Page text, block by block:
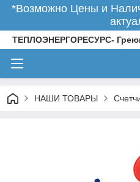
*Возможно Цены и
ТЕПЛОЭНЕРГОРЕСУРС-
НАШИ ТОВАРЫ